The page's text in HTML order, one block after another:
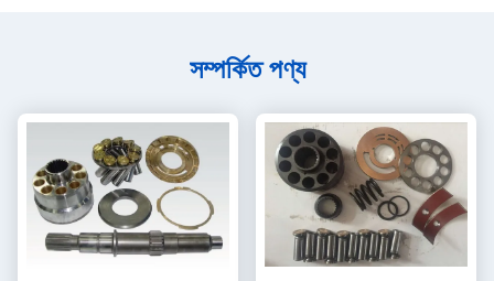
সম্পর্কিত পণ্য